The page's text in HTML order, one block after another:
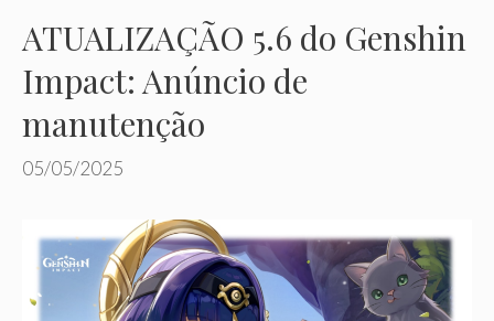
ATUALIZAÇÃO 5.6 do Genshin
Impact: Anúncio de
manutenção
05/05/2025